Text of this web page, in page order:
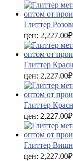
Глиттер
цен:
Глиттер
цен:
Глиттер
цен:
Глиттер
цен: